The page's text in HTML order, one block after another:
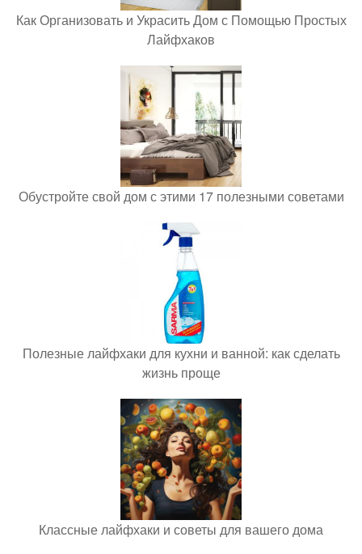
Как Организовать и Украсить Дом с Помощью Простых
Лайфхаков
Обустройте свой дом с этими 17 полезными советами
Полезные лайфхаки для кухни и ванной: как сделать
жизнь проще
Классные лайфхаки и советы для вашего дома